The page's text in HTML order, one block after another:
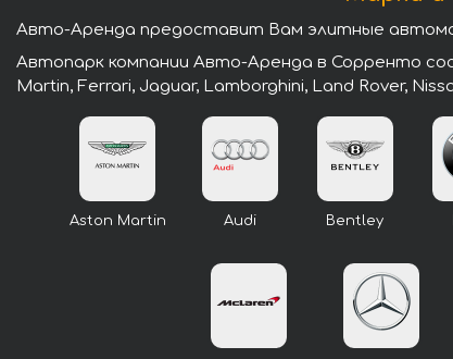
Авто-Аренда предоставит Вам элитные
Автопарк компании Авто-Аренда в Сорренто
Martin, Ferrari, Jaguar, Lamborghini, Land Rover,
Aston Martin Audi Bentley